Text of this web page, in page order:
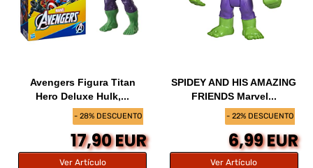
- 28% DESCUENTO
Avengers Figura Titan
Hero Deluxe Hulk,...
17,90 EUR
Ver Artículo
- 22% DESCUENTO
SPIDEY AND HIS AMAZING
FRIENDS Marvel...
6,99 EUR
Ver Artículo